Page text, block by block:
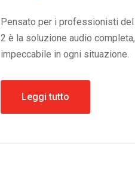
Pensato per i professionisti
2 è la soluzione audio
impeccabile in ogni situazione.
Leggi tutto